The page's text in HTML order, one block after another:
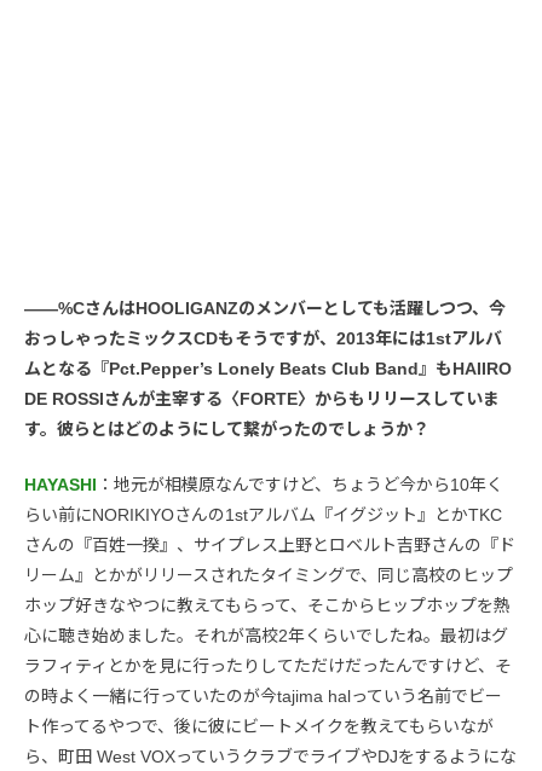
――%CさんはHOOLIGANZのメンバーとしても活躍しつつ、今
おっしゃったミックスCDもそうですが、2013年には1stアルバ
ムとなる『Pct.Pepper’s Lonely Beats Club Band』もHAIIRO
DE ROSSIさんが主宰する〈FORTE〉からもリリースしていま
す。彼らとはどのようにして繋がったのでしょうか？
HAYASHI ：地元が相模原なんですけど、ちょうど今から10年く
らい前にNORIKIYOさんの1stアルバム『イグジット』とかTKC
さんの『百姓一揆』、サイプレス上野とロベルト吉野さんの『ド
リーム』とかがリリースされたタイミングで、同じ高校のヒップ
ホップ好きなやつに教えてもらって、そこからヒップホップを熱
心に聴き始めました。それが高校2年くらいでしたね。最初はグ
ラフィティとかを見に行ったりしてただけだったんですけど、そ
の時よく一緒に行っていたのが今tajima halっていう名前でビー
ト作ってるやつで、後に彼にビートメイクを教えてもらいなが
ら、町田 West VOXっていうクラブでライブやDJをするようにな